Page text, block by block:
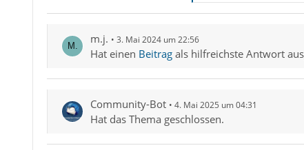
m.j. 3. Mai 2024 um 22:56
Hat einen Beitragals hilfreichste Antwort
Community-Bot 4. Mai 2025 um 04:31
Hat das Thema geschlossen.